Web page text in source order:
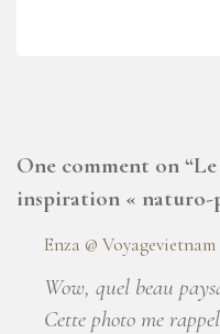
One comment on “
inspiration « naturo-
Enza @ Voyagevietnam
Wow, quel beau
Cette photo me